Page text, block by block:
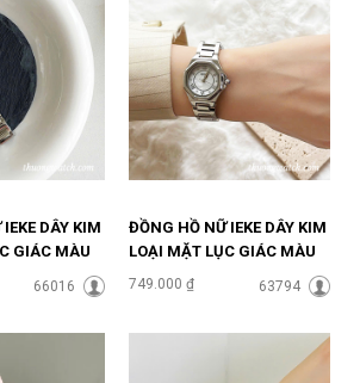
DÂY KIM
GIÁC MÀU
66016
ĐỒNG HỒ NỮ IEKE DÂY KIM
LOẠI MẶT LỤC GIÁC MÀU
TRẮNG ĐHĐ48501
749.000 ₫ 63794